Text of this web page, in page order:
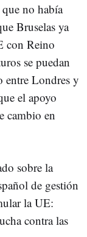
no había
Bruselas ya
con Reino
se puedan
entre Londres y
el apoyo
cambio en
sobre la
de gestión
la UE:
contra las